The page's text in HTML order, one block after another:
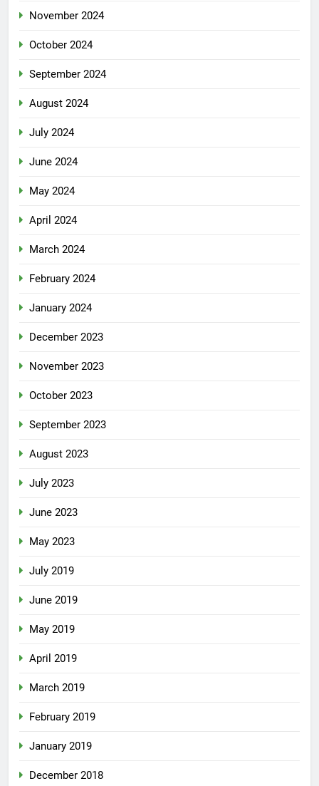
November 2024
October 2024
September 2024
August 2024
July 2024
June 2024
May 2024
April 2024
March 2024
February 2024
January 2024
December 2023
November 2023
October 2023
September 2023
August 2023
July 2023
June 2023
May 2023
July 2019
June 2019
May 2019
April 2019
March 2019
February 2019
January 2019
December 2018